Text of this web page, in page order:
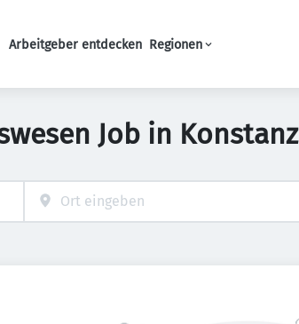
Haupt-Navigation
Arbeitgeber entdecken Regionen
Job in Konstanz